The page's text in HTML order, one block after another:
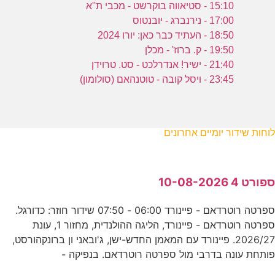
15:10 - סטיאווה בוקרשט - מכבי ת''א
17:00 - נירנברג - יובנטוס
18:50 - העתיד כבר כאן: יורו 2024
19:50 - ק. ברוז' - מכלן
21:40 - ישיר! אנדרלכט - סט. טרוידן
23:45 - ויסל קובה - טוטנהאם (סולומון)
לוחות שידור יומיים אחרונים
ספורט 4 10-08-2026
ספרטה רוטרדאם - פיינורד 06:00 - 07:50 שידור חוזר: כדורגל.
ספרטה רוטרדאם - פיינורד, הליגה ההולנדית, מחזור 1, עונת
2026/27. פיינורד עם המאמן החדש-ישן, ג'ובאני ון ברונקהורסט,
פותחת עונה בדרבי מול ספרטה רוטרדאם. בנפיקה -